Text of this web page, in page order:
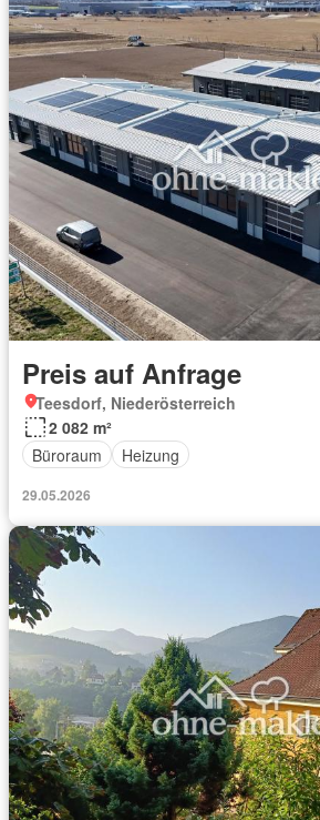
Preis auf Anfrage
Teesdorf, Niederösterreich
2 082 m²
Büroraum
Heizung
29.05.2026